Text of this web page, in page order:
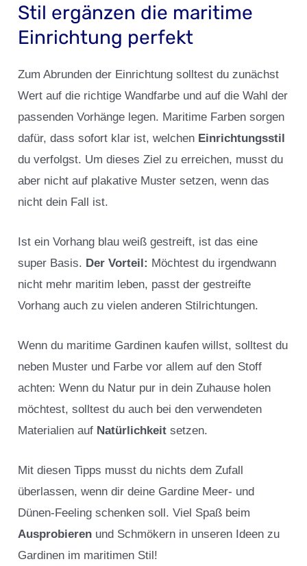
Stil ergänzen die maritime
Einrichtung perfekt
Zum Abrunden der Einrichtung solltest du zunächst
Wert auf die richtige Wandfarbe und auf die Wahl der
passenden Vorhänge legen. Maritime Farben sorgen
dafür, dass sofort klar ist, welchen Einrichtungsstil
du verfolgst. Um dieses Ziel zu erreichen, musst du
aber nicht auf plakative Muster setzen, wenn das
nicht dein Fall ist.
Ist ein Vorhang blau weiß gestreift, ist das eine
super Basis. Der Vorteil: Möchtest du irgendwann
nicht mehr maritim leben, passt der gestreifte
Vorhang auch zu vielen anderen Stilrichtungen.
Wenn du maritime Gardinen kaufen willst, solltest du
neben Muster und Farbe vor allem auf den Stoff
achten: Wenn du Natur pur in dein Zuhause holen
möchtest, solltest du auch bei den verwendeten
Materialien auf Natürlichkeitsetzen.
Mit diesen Tipps musst du nichts dem Zufall
überlassen, wenn dir deine Gardine Meer- und
Dünen-Feeling schenken soll. Viel Spaß beim
Ausprobieren und Schmökern in unseren Ideen zu
Gardinen im maritimen Stil!